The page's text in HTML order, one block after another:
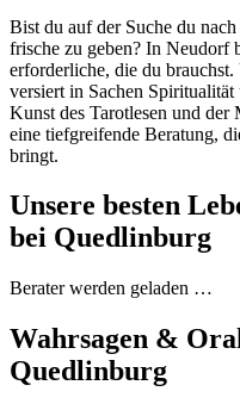
Bist du auf der Suche du
frische zu geben? In Neudorf
erforderliche, die du
versiert in Sachen
Kunst des Tarotlesen und
eine tiefgreifende Beratung,
bringt.
Unsere besten
bei Quedlinburg
Berater werden geladen …
Wahrsagen &
Quedlinburg